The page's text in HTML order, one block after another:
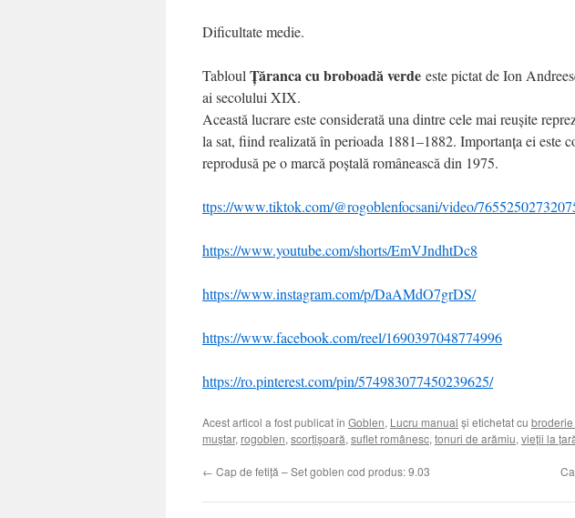
Dificultate medie.
Tabloul Țăranca cu broboadă verde este pictat de Ion
ai secolului XIX.
Această lucrare este considerată una dintre cele mai reușite
la sat, fiind realizată în perioada 1881–1882. Importanța ei este
reprodusă pe o marcă poștală românească din 1975.
ttps://www.tiktok.com/@rogoblenfocsani/video/
https://www.youtube.com/shorts/EmVJndhtDc8
https://www.instagram.com/p/DaAMdO7grDS/
https://www.facebook.com/reel/1690397048774996
https://ro.pinterest.com/pin/574983077450239625/
Acest articol a fost publicat în Goblen, Lucru manual și etichetat cu
muștar, rogoblen, scorțișoară, suflet românesc, tonuri de arămiu, vieții la
← Cap de fetiță – Set goblen cod produs: 9.03